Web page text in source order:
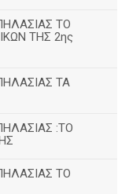
ΤΟ
ΤΗΣ 2ης
ΤΑ
:ΤΟ
ΤΟ